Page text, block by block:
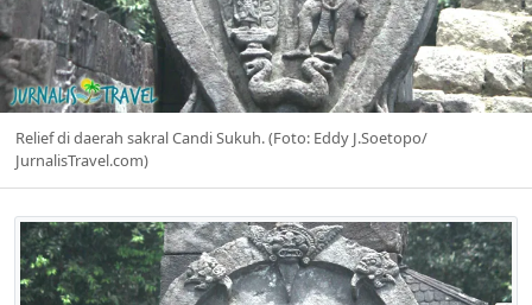
Relief di daerah sakral Candi Sukuh. (Foto: Eddy J.Soetopo/
JurnalisTravel.com)